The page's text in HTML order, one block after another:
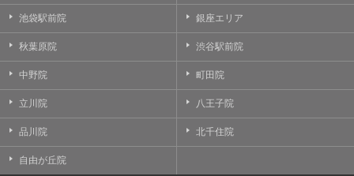
池袋駅前院 銀座エリア
秋葉原院 渋谷駅前院
中野院 町田院
立川院 八王子院
品川院 北千住院
自由が丘院